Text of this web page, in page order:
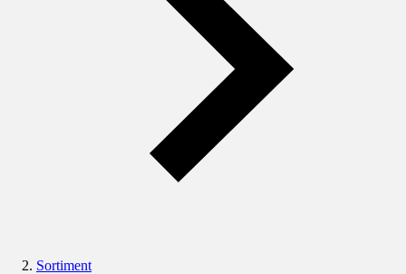
Sortiment